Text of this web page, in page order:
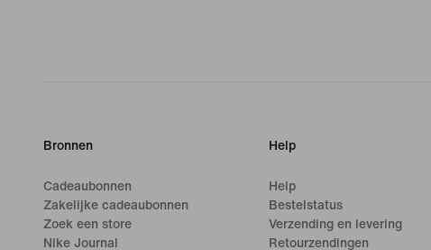
Bronnen
Cadeaubonnen
Zakelijke cadeaubonnen
Zoek een store
Nike Journal
Help
Help
Bestelstatus
Verzending en levering
Retourzendingen